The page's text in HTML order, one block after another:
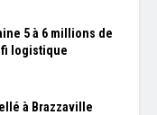
5 à 6 millions de
logistique
à Brazzaville